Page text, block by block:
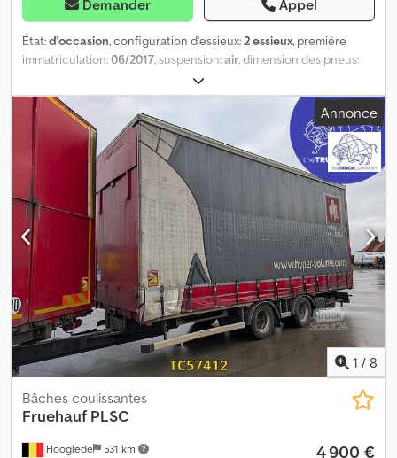
Demander Appel
État:d'occasion, configuration d'essieux:2 essieux, première
immatriculation:06/2017, suspension:air, dimension des pneus:
, Année de construction:
Configuration des essieux Dimensions des pneus : 255/60R19,5
Marque des essieux : SAF Freins : Freins à disque Suspension :
Suspension pneumatique Essieu arrière 1 : Pneus doubles ;
profondeur des sculptures à l’intérieur du pneu gauche : 3 mm ;
profondeur des sculptures à l’extérieur du pneu gauche : 3 mm ;
profondeur des sculptures à l’intérieur du pneu droit : 3 mm ;
profondeur des sculptures à l’extérieur du pneu droit : 3 mm
Essieu arrière 2 : Pneus doubles ; profondeur des sculptures à
l’intérieur du pneu gauche : 3 mm ; profondeur des sculptures à
l’extérieur du pneu gauche : 3 mm ; profondeur des sculptures à
l’intérieur du pneu droit : 3 mm ; profondeur des sculptures à
l’extérieur du pneu droit : 3 mm Poids Poids à vide : 4 360 kg
Charge utile : 14 640 kg PTAC : 19 000 kg État Dégâts : aucun
Dodpfezrc H Iex Ai Iock
Annonce
1 / 8
Hooglede 531 km
Bâches coulissantes
Fruehauf PLSC
4 900 €